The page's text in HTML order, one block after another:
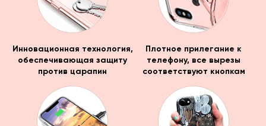
Инновационная технология,
обеспечивающая защиту
против царапин
Плотное прилегание к
телефону, все вырезы
соответствуют кнопкам